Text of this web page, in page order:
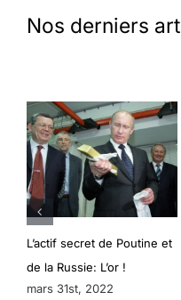
Nos derniers
L’actif secret de Poutine et
de la Russie: L’or !
mars 31st, 2022